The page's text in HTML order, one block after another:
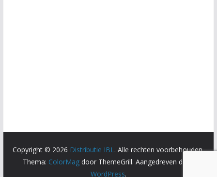
Copyright © 2026 Distributie IBL. Alle rechten voorbehouden.
Thema: ColorMag door ThemeGrill. Aangedreven door
WordPress.